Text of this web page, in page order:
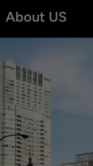
About US